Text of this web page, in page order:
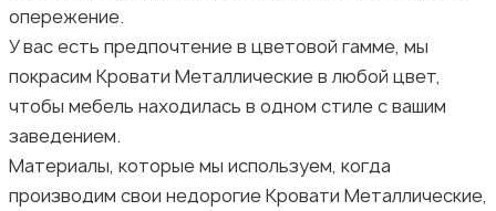
опережение.
У вас есть предпочтение в цветовой гамме, мы
покрасим Кровати Металлические в любой цвет,
чтобы мебель находилась в одном стиле с вашим
заведением.
Материалы, которые мы используем, когда
производим свои недорогие Кровати Металлические,